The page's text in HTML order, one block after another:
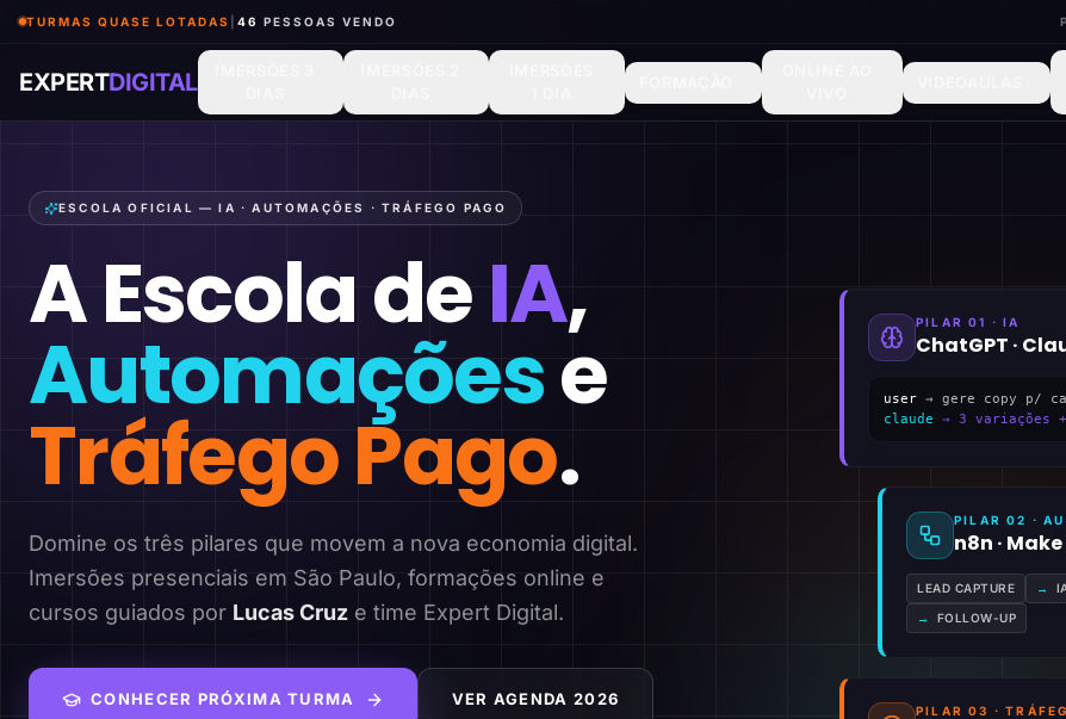
TURMAS QUASE LOTADAS 46 PESSOAS VENDO
EXPERTDIGITAL
ESCOLA OFICIAL — IA · AUTOMAÇÕES · TRÁFEGO PAGO
A Escola deIA,
Automaçõese
Tráfego Pago.
Domine os três pilares que movem a nova economia digital.
Imersões presenciais em São Paulo, formações online e
cursos guiados por Lucas Cruz e time Expert Digital.
CONHECER PRÓXIMA TURMA VER AGENDA 2026
PILAR 01 · IA
ChatGPT ·
user → gere copy p/
claude → 3 variações +
PILAR 02 ·
n8n ·
LEAD CAPTURE →
→ FOLLOW-UP
PILAR 03 ·